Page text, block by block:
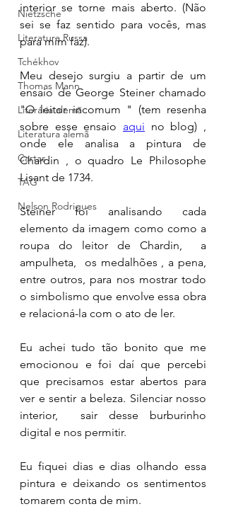
Nietzsche
Literatura Russa
Tchékhov
Thomas Mann
Literária alemã
Literatura alemã
Cartas
TAG
Nelson Rodrigues
interior se torne mais aberto. (Não
sei se faz sentido para vocês, mas
para mim faz).
Meu desejo surgiu a partir de um
ensaio de George Steiner chamado
"O leitor incomum " (tem resenha
sobre esse ensaio aqui no blog) ,
onde ele analisa a pintura de
Chardin , o quadro Le Philosophe
Lisant de 1734.
Steiner foi analisando cada
elemento da imagem como como a
roupa do leitor de Chardin,  a
ampulheta,  os medalhões , a pena,
entre outros, para nos mostrar todo
o simbolismo que envolve essa obra
e relacioná-la com o ato de ler.
Eu achei tudo tão bonito que me
emocionou e foi daí que percebi
que precisamos estar abertos para
ver e sentir a beleza. Silenciar nosso
interior,  sair desse burburinho
digital e nos permitir.
Eu fiquei dias e dias olhando essa
pintura e deixando os sentimentos
tomarem conta de mim.